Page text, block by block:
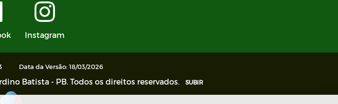
Instagram
Data da Versão: 18/03/2026
Batista - PB. Todos os direitos reservados. SUBIR